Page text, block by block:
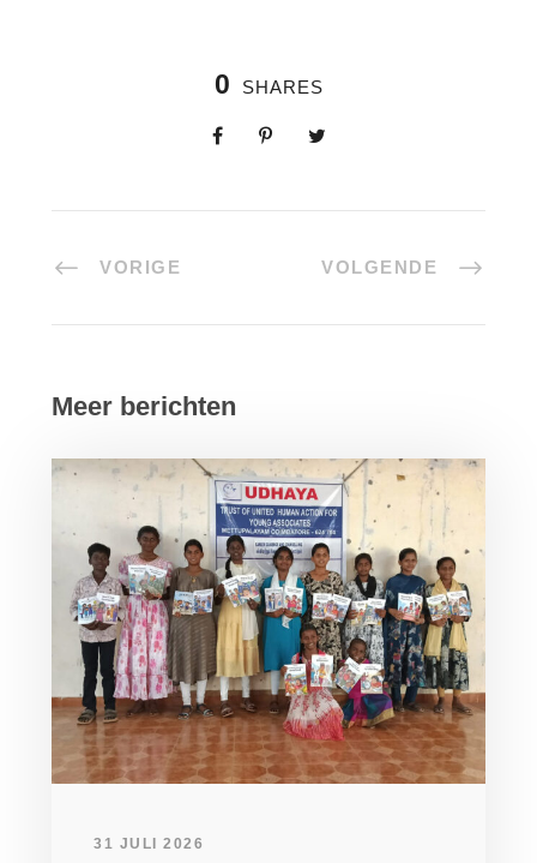
0 SHARES
VORIGE VOLGENDE
Meer berichten
31 JULI 2026